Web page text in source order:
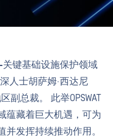
关键基础设施保护领域
人士胡萨姆·西达尼
副总裁。 此举OPSWAT
蕴藏着巨大机遇，可为
发挥持续推动作用。